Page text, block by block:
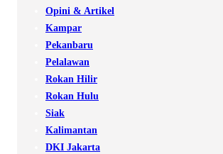
Opini & Artikel
Kampar
Pekanbaru
Pelalawan
Rokan Hilir
Rokan Hulu
Siak
Kalimantan
DKI Jakarta